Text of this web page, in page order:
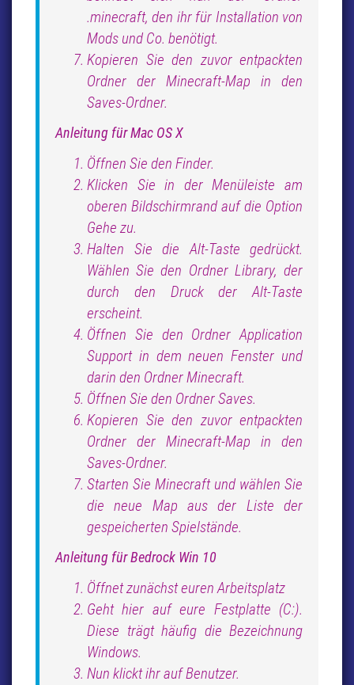
.minecraft, den ihr für Installation von
Mods und Co. benötigt.
Kopieren Sie den zuvor entpackten
Ordner der Minecraft-Map in den
Saves-Ordner.
Anleitung für Mac OS X
Öffnen Sie den Finder.
Klicken Sie in der Menüleiste am
oberen Bildschirmrand auf die Option
Gehe zu.
Halten Sie die Alt-Taste gedrückt.
Wählen Sie den Ordner Library, der
durch den Druck der Alt-Taste
erscheint.
Öffnen Sie den Ordner Application
Support in dem neuen Fenster und
darin den Ordner Minecraft.
Öffnen Sie den Ordner Saves.
Kopieren Sie den zuvor entpackten
Ordner der Minecraft-Map in den
Saves-Ordner.
Starten Sie Minecraft und wählen Sie
die neue Map aus der Liste der
gespeicherten Spielstände.
Anleitung für Bedrock Win 10
Öffnet zunächst euren Arbeitsplatz
Geht hier auf eure Festplatte (C:).
Diese trägt häufig die Bezeichnung
Windows.
Nun klickt ihr auf Benutzer.